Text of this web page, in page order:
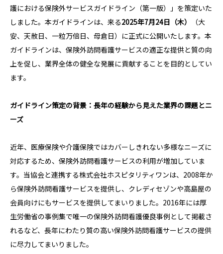
護における保険外サービスガイドライン（第一版）」を策定いた
しました。本ガイドラインは、来る2025年7月24日（木）
（大
安、天赦日、一粒万倍日、母倉日）に正式に公開いたします。本
ガイドラインは、保険外訪問看護サービスの適正な提供と質の向
上を促し、業界全体の健全な発展に貢献することを目的としてい
ます。
ガイドライン策定の背景：長年の経験から見えた業界の課題とニ
ーズ
近年、医療保険や介護保険ではカバーしきれない多様なニーズに
対応するため、保険外訪問看護サービスの利用が増加していま
す。当協会と連携する株式会社ホスピタリティワンは、2008年か
ら保険外訪問看護サービスを提供し、クレディセゾンや高島屋の
会員向けにもサービスを提供してまいりました。2016年には厚
生労働省の事例集で唯一の保険外訪問看護優良事例として掲載さ
れるなど、長年にわたり質の高い保険外訪問看護サービスの提供
に尽力してまいりました。